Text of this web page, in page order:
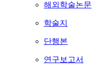
해외학술논문
학술지
단행본
연구보고서